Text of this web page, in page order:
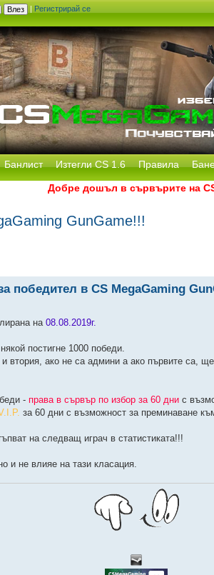
| Регистрирай се
Банлист Изтегли CS 1.6 Правила
Добре дошъл в сървърите на CS
GunGame!!!
победител в CS MegaGaming
на08.08.2019г.
постигне 1000 победи.
втория, ако не са админи а ако първите са,
- права в сървър по избор за 60 дни с
за 60 дни с възможност за преминаване
на следващ играч в статистиката!!!
и не влияе на тази класация.